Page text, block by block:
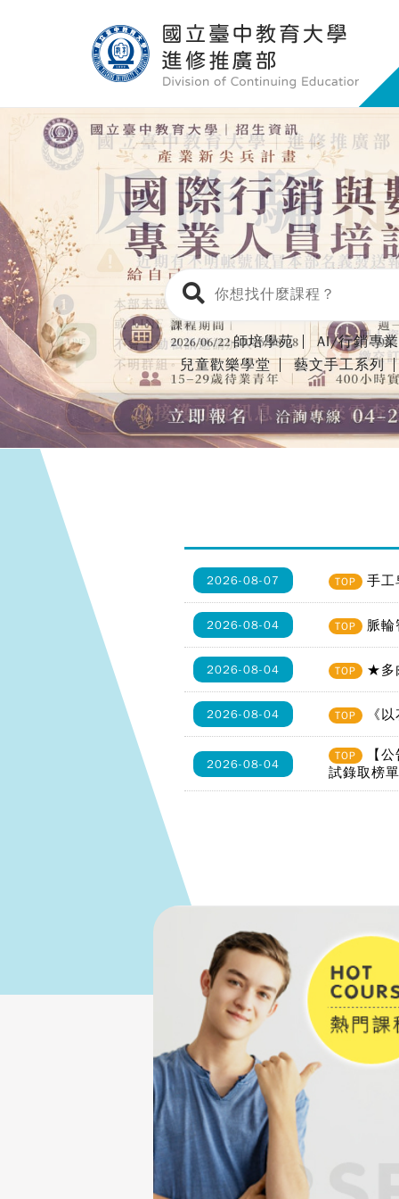
師培學苑
AI/行銷專
兒童歡樂學堂
藝文手工系列
2026-08-07 TOP 手工
2026-08-04 TOP 脈
2026-08-04 TOP ★多
2026-08-04 TOP 《
2026-08-04
TOP
【
試錄取榜